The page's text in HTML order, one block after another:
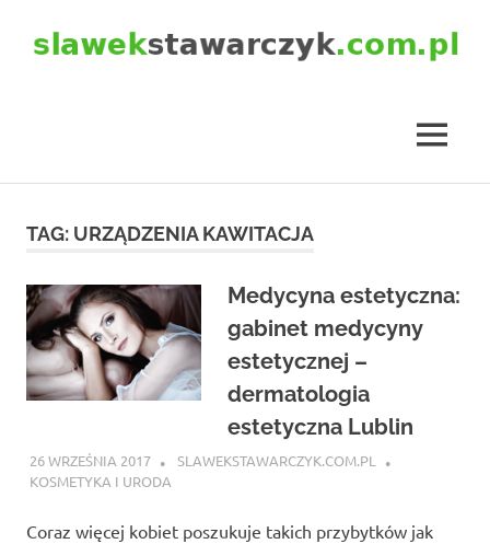
MENU
TAG: URZĄDZENIA KAWITACJA
Medycyna estetyczna:
gabinet medycyny
estetycznej –
dermatologia
estetyczna Lublin
26 WRZEŚNIA 2017
SLAWEKSTAWARCZYK.COM.PL
KOSMETYKA I URODA
Coraz więcej kobiet poszukuje takich przybytków jak